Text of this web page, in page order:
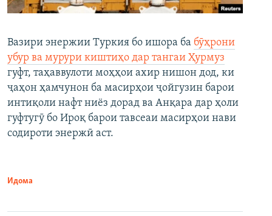
Вазири энержии Туркия бо ишора ба бӯҳрони
убур ва мурури киштиҳо дар тангаи Ҳурмуз
гуфт, таҳаввулоти моҳҳои ахир нишон дод, ки
ҷаҳон ҳамчунон ба масирҳои ҷойгузин барои
интиқоли нафт ниёз дорад ва Анқара дар ҳоли
гуфтугӯ бо Ироқ барои тавсеаи масирҳои нави
содироти энержӣ аст.
Идома